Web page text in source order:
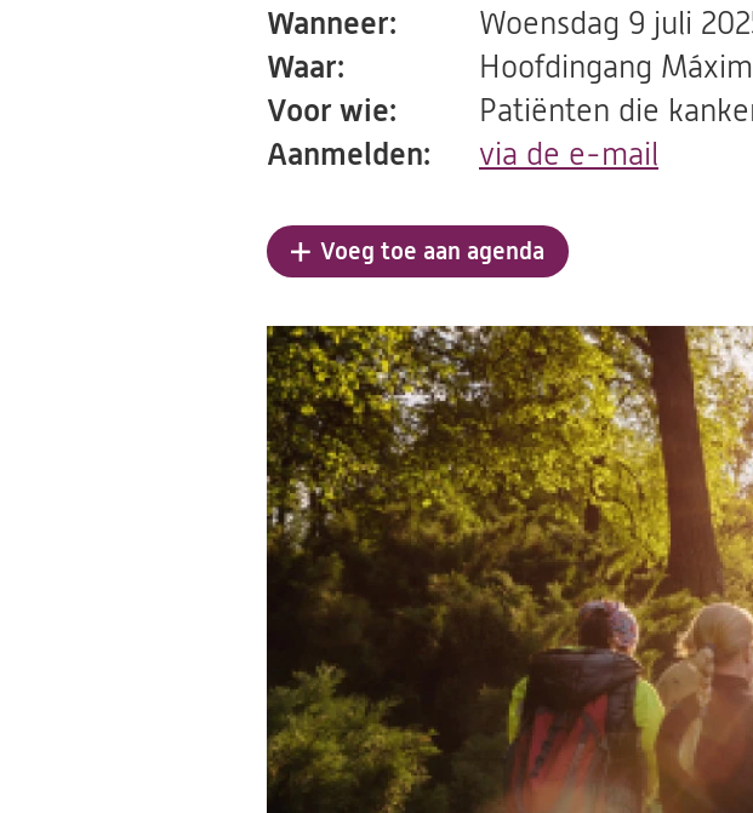
Wanneer: Woensdag 9 juli
Waar: Hoofdingang
Voor wie: Patiënten die
Aanmelden: via de e-mail
tab)
Voeg toe aan agenda